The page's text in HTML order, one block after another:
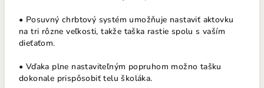
• Posuvný chrbtový systém umožňuje nastaviť aktovku
na tri rôzne veľkosti, takže taška rastie spolu s vaším
dieťaťom.
• Vďaka plne nastaviteľným popruhom možno tašku
dokonale prispôsobiť telu školáka.